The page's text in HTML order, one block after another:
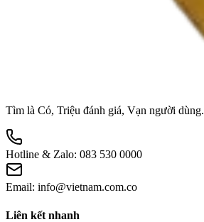
Tìm là Có, Triệu đánh giá, Vạn người dùng.
Hotline & Zalo: 083 530 0000
Email: info@vietnam.com.co
Liên kết nhanh